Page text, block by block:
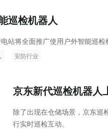
巡检机器人
站将全面推广使用户外智能巡检
安防行业
京东新代巡检机器人
除了出现在仓储场景，京东巡
行实时巡检互动。